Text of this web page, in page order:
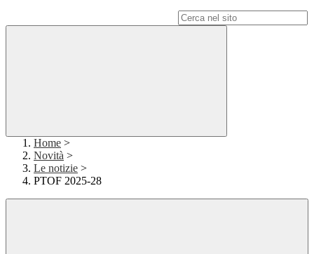
Home >
Novità >
Le notizie >
PTOF 2025-28